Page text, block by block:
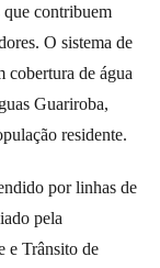
que contribuem
O sistema de
cobertura de água
Guariroba,
residente.
por linhas de
pela
e Trânsito de